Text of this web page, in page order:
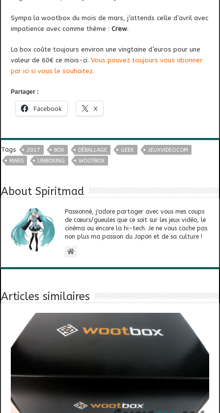
Sympa la wootbox du mois de mars, j’attends celle d’avril avec
impatience avec comme thème :Crew.
La box coûte toujours environ une vingtaine d’euros pour une
valeur de 60€ ce mois-ci.Vous pouvez toujours vous abonner
par ici si vous le souhaitez.
Partager :
Facebook X
Tags 2017 BOX DÉBALLAGE GEEK
JEUXVIDEO.COM
MARS
UNBOXING WOOTBOX
About Spiritmad
Passionné, j'adore partager avec vous mes coups
de cœurs/gueules que ce soit sur les jeux vidéo, le
cinéma ou encore la hi-tech. Je ne vous cache pas
non plus ma passion du Japon et de sa culture !
Articles similaires